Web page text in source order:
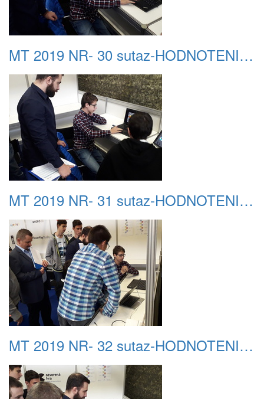
MT 2019 NR- 30 sutaz-HODNOTENIE 05
MT 2019 NR- 31 sutaz-HODNOTENIE 06
MT 2019 NR- 32 sutaz-HODNOTENIE 07